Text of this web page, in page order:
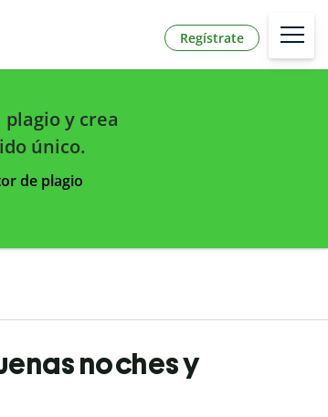
Regístrate
plagio y crea
único.
de plagio
noches y